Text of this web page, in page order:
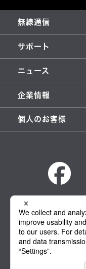
無線通信
サポート
ニュース
企業情報
個人のお客様
情報セキュリティ基本方針
正しい表示への取り組み